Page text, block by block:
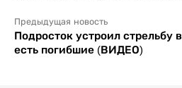
Предыдущая новость
Подросток устроил стрельбу
есть погибшие (ВИДЕО)